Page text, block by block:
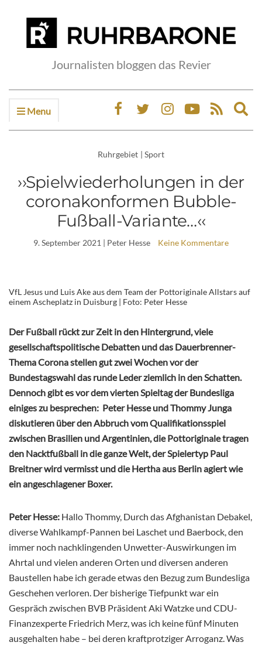
Journalisten bloggen das Revier
Menu
Ruhrgebiet | Sport
››Spielwiederholungen in der
coronakonformen Bubble-
Fußball-Variante…‹‹
9. September 2021 | Peter Hesse Keine Kommentare
VfL Jesus und Luis Ake aus dem Team der Pottoriginale Allstars auf
einem Ascheplatz in Duisburg | Foto: Peter Hesse
Der Fußball rückt zur Zeit in den Hintergrund, viele
gesellschaftspolitische Debatten und das Dauerbrenner-
Thema Corona stellen gut zwei Wochen vor der
Bundestagswahl das runde Leder ziemlich in den Schatten.
Dennoch gibt es vor dem vierten Spieltag der Bundesliga
einiges zu besprechen: Peter Hesse und Thommy Junga
diskutieren über den Abbruch vom Qualifikationsspiel
zwischen Brasilien und Argentinien, die Pottoriginale tragen
den Nacktfußball in die ganze Welt, der Spielertyp Paul
Breitner wird vermisst und die Hertha aus Berlin agiert wie
ein angeschlagener Boxer.
Peter Hesse: Hallo Thommy, Durch das Afghanistan Debakel,
diverse Wahlkampf-Pannen bei Laschet und Baerbock, den
immer noch nachklingenden Unwetter-Auswirkungen im
Ahrtal und vielen anderen Orten und diversen anderen
Baustellen habe ich gerade etwas den Bezug zum Bundesliga
Geschehen verloren. Der bisherige Tiefpunkt war ein
Gespräch zwischen BVB Präsident Aki Watzke und CDU-
Finanzexperte Friedrich Merz, was ich keine fünf Minuten
ausgehalten habe – bei deren kraftprotziger Arroganz. Was